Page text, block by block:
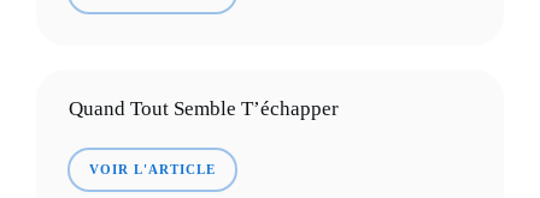
Quand Tout Semble T’échapper
VOIR L'ARTICLE